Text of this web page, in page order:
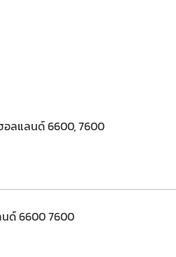
อลแลนด์ 6600, 7600
นด์ 6600 7600